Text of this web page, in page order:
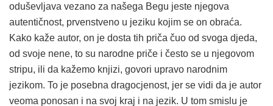
oduševljava vezano za našega Begu jeste njegova
autentičnost, prvenstveno u jeziku kojim se on obraća.
Kako kaže autor, on je dosta tih priča čuo od svoga djeda,
od svoje nene, to su narodne priče i često se u njegovom
stripu, ili da kažemo knjizi, govori upravo narodnim
jezikom. To je posebna dragocjenost, jer se vidi da je autor
veoma ponosan i na svoj kraj i na jezik. U tom smislu je